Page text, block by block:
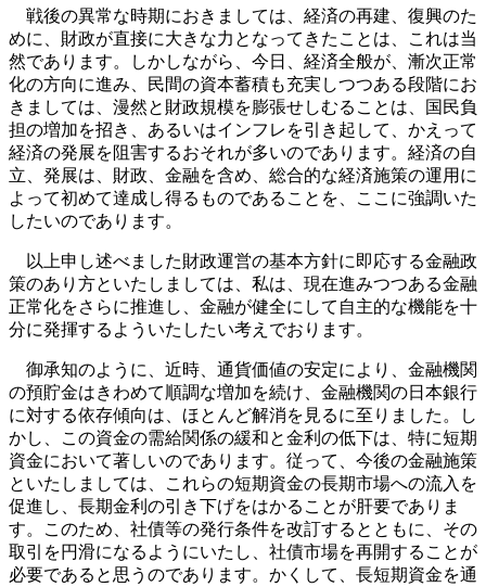
戦後の異常な時期におきましては、経済の再建、復興のた
めに、財政が直接に大きな力となってきたことは、これは当
然であります。しかしながら、今日、経済全般が、漸次正常
化の方向に進み、民間の資本蓄積も充実しつつある段階にお
きましては、漫然と財政規模を膨張せしむることは、国民負
担の増加を招き、あるいはインフレを引き起して、かえって
経済の発展を阻害するおそれが多いのであります。経済の自
立、発展は、財政、金融を含め、総合的な経済施策の運用に
よって初めて達成し得るものであることを、ここに強調いた
したいのであります。
以上申し述べました財政運営の基本方針に即応する金融政
策のあり方といたしましては、私は、現在進みつつある金融
正常化をさらに推進し、金融が健全にして自主的な機能を十
分に発揮するよういたしたい考えでおります。
御承知のように、近時、通貨価値の安定により、金融機関
の預貯金はきわめて順調な増加を続け、金融機関の日本銀行
に対する依存傾向は、ほとんど解消を見るに至りました。し
かし、この資金の需給関係の緩和と金利の低下は、特に短期
資金において著しいのであります。従って、今後の金融施策
といたしましては、これらの短期資金の長期市場への流入を
促進し、長期金利の引き下げをはかることが肝要でありま
す。このため、社債等の発行条件を改訂するとともに、その
取引を円滑になるようにいたし、社債市場を再開することが
必要であると思うのであります。かくして、長短期資金を通